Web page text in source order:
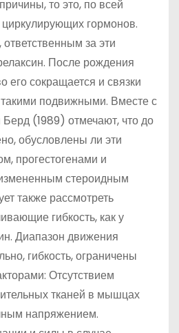
то это, по всей
гормонов.
за эти
После рождения
его сокращается и связки
подвижными. Вместе с
(1989) отмечают, что до
обусловлены ли эти
прогестогенами и
стероидным
также рассмотреть
гибкость, как у
Диапазон движения
гибкость, ограничены
Отсутствием
тканей в мышцах
напряжением.